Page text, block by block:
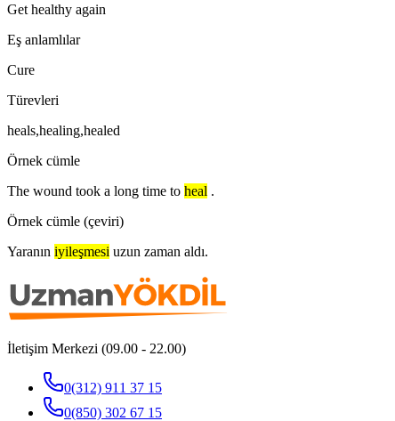
Get healthy again
Eş anlamlılar
Cure
Türevleri
heals,healing,healed
Örnek cümle
The wound took a long time to heal .
Örnek cümle (çeviri)
Yaranın iyileşmesi uzun zaman aldı.
İletişim Merkezi (09.00 - 22.00)
0(312) 911 37 15
0(850) 302 67 15